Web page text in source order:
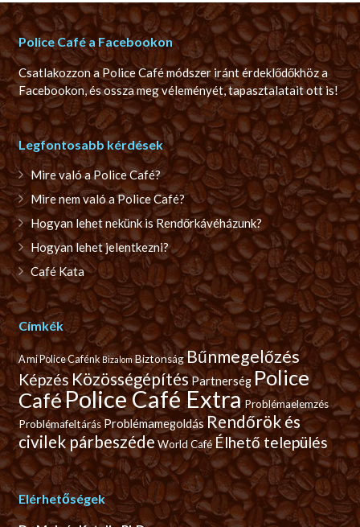
Police Café a Facebookon
Csatlakozzon a Police Café módszer iránt érdeklődőkhöz a
Facebookon, és ossza meg véleményét, tapasztalatait ott is!
Legfontosabb kérdések
Mire való a Police Café?
Mire nem való a Police Café?
Hogyan lehet nekünk is Rendőrkávéházunk?
Hogyan lehet jelentkezni?
Café Kata
Címkék
A mi Police Cafénk Bizalom BiztonságBűnmegelőzés
Képzés Közösségépítés PartnerségPolice
CaféPolice Café Extra Problémaelemzés
ProblémafeltárásProblémamegoldás Rendőrök és
civilek párbeszéde World CaféÉlhető település
Elérhetőségek